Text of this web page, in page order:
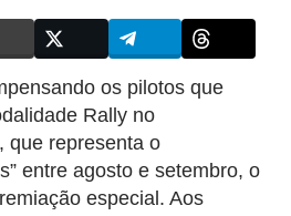
os pilotos que
Rally no
que representa o
entre agosto e setembro, o
especial. Aos